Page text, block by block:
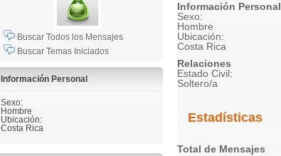
Buscar Todos los Mensajes
Buscar Temas Iniciados
Información Personal
Sexo:
Hombre
Ubicación:
Costa Rica
Información Personal
Sexo:
Hombre
Ubicación:
Costa Rica
Relaciones
Estado Civil:
Soltero/a
Estadísticas
Total de Mensajes